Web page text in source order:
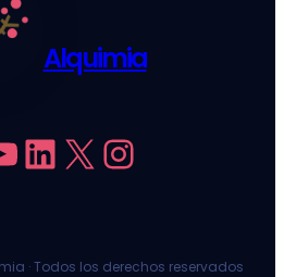
Alquimia
LinkedIn X Instagram
· Todos los derechos reservados